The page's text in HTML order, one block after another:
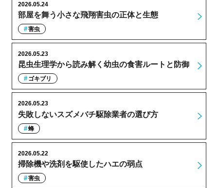
部屋を舞う小さな飛翔害虫の正体と生態
2026.05.24
害虫
昆虫生理学から読み解く幼虫の食害ルートと防御
2026.05.23
ゴキブリ
失敗しないスズメバチ駆除業者の選び方
2026.05.23
蜂
掃除機や洗剤を駆使したハエの弱点
2026.05.22
害虫